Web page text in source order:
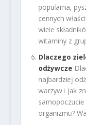
popularna,
cennych
wiele
witaminy z
Dlaczego
odżywcze
najbardziej
warzyw i jak
organizmu?